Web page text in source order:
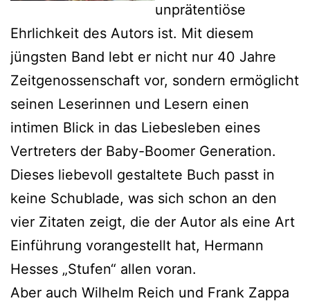
unprätentiöse
Ehrlichkeit des Autors ist. Mit diesem
jüngsten Band lebt er nicht nur 40 Jahre
Zeitgenossenschaft vor, sondern ermöglicht
seinen Leserinnen und Lesern einen
intimen Blick in das Liebesleben eines
Vertreters der Baby-Boomer Generation.
Dieses liebevoll gestaltete Buch passt in
keine Schublade, was sich schon an den
vier Zitaten zeigt, die der Autor als eine Art
Einführung vorangestellt hat, Hermann
Hesses „Stufen“ allen voran.
Aber auch Wilhelm Reich und Frank Zappa